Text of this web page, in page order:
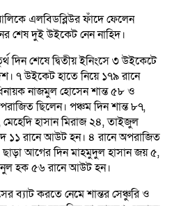
এলবিডব্লিউর ফাঁদে ফেলেন
শেষ দুই উইকেট নেন নাহিদ।
দিন শেষে দ্বিতীয় ইনিংসে ৩ উইকেটে
৭ উইকেট হাতে নিয়ে ১৭৯ রানে
নাজমুল হোসেন শান্ত ৫৮ ও
ছিলেন। পঞ্চম দিন শান্ত ৮৭,
হাসান মিরাজ ২৪, তাইজুল
১১ রানে আউট হন। ৪ রানে অপরাজিত
আগের দিন মাহমুদুল হাসান জয় ৫,
হক ৫৬ রানে আউট হন।
ব্যাট করতে নেমে শান্তর সেঞ্চুরি ও